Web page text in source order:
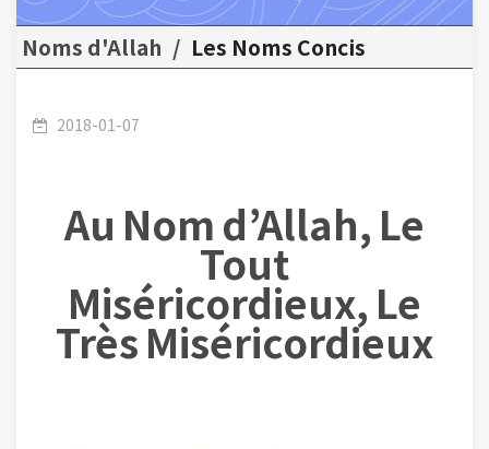
d’Allah-Les Noms Concis-La conférence 07 :
Assami' (Celui qui entend tout) et sa relation
Noms d'Allah / Les Noms Concis
2018-01-07
Au Nom d’Allah, Le
Tout
Miséricordieux, Le
Très Miséricordieux